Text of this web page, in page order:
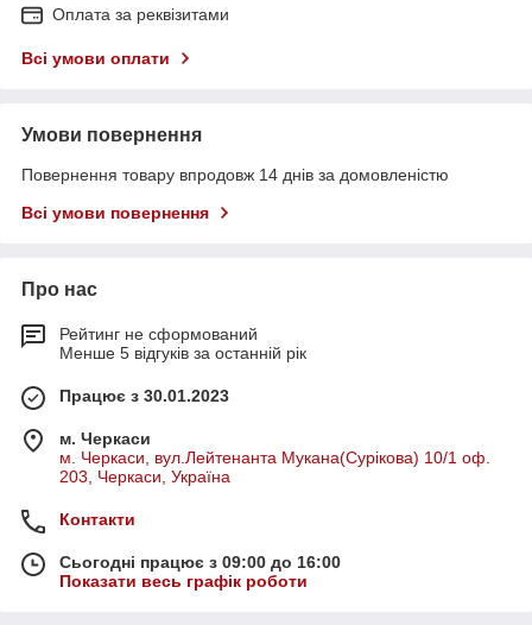
Оплата за реквізитами
Всі умови оплати
Умови повернення
Повернення товару впродовж 14 днів за домовленістю
Всі умови повернення
Про нас
Рейтинг не сформований
Менше 5 відгуків за останній рік
Працює з 30.01.2023
м. Черкаси
м. Черкаси, вул.Лейтенанта Мукана(Сурікова) 10/1 оф.
203, Черкаси, Україна
Контакти
Сьогодні працює з 09:00 до 16:00
Показати весь графік роботи